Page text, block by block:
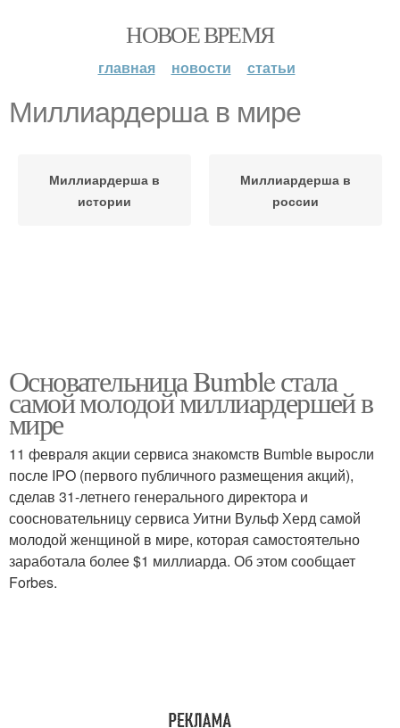
НОВОЕ ВРЕМЯ
главная новости статьи
Миллиардерша в мире
Миллиардерша в
истории
Миллиардерша в
россии
Основательница Bumble стала
самой молодой миллиардершей в
мире
11 февраля акции сервиса знакомств Bumble выросли
после IPO (первого публичного размещения акций),
сделав 31-летнего генерального директора и
соосновательницу сервиса Уитни Вульф Херд самой
молодой женщиной в мире, которая самостоятельно
заработала более $1 миллиарда. Об этом сообщает
Forbes.